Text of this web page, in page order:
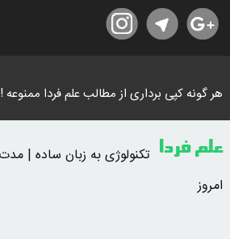
هر گونه کپی برداری از مطالب علم فردا ممنوعه !
علم فردا
امروز